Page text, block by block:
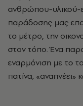
ανθρώπου-υλικού-
παράδοσης μας
το μέτρο, την
στον τόπο. Ένα
εναρμόνιση με το
πατίνα, «αναπνέει»